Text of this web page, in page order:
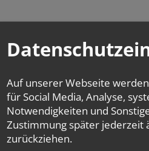
Auf unserer Webseite
für Social Media, Analyse,
Notwendigkeiten und
Zustimmung später jederzeit
zurückziehen.